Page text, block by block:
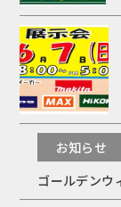
お知らせ
ゴールデンウ